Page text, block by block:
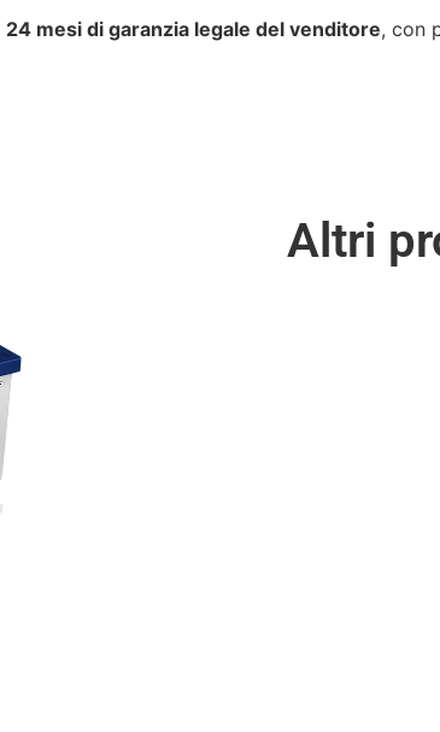
24 mesi di garanzia legale del venditore, con
Altri